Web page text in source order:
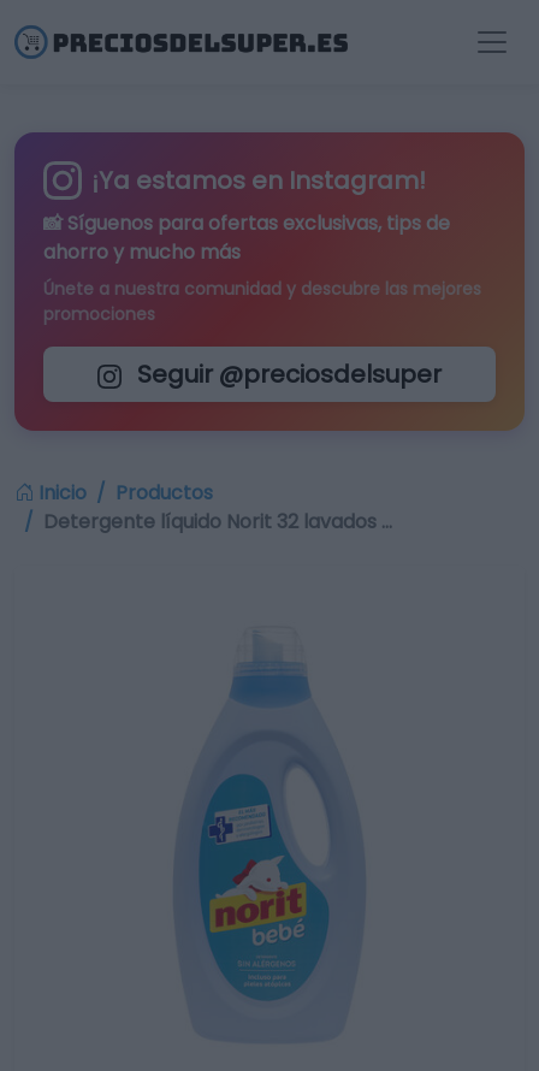
¡Ya estamos en Instagram!
📸 Síguenos para ofertas exclusivas, tips de
ahorro y mucho más
Únete a nuestra comunidad y descubre las mejores
promociones
Seguir @preciosdelsuper
Inicio
Productos
Detergente líquido Norit 32 lavados …